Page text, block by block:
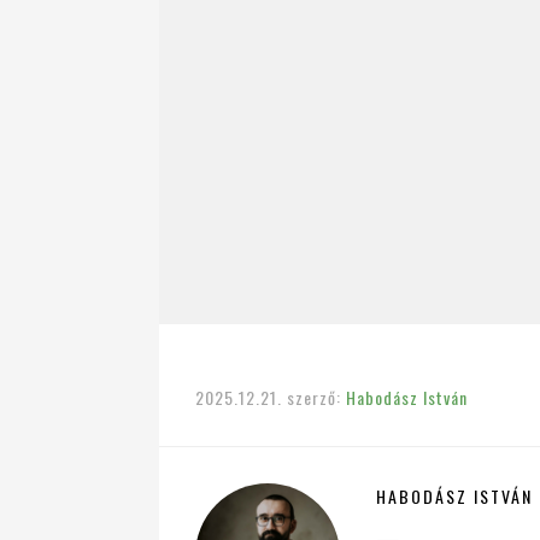
2025.12.21. szerző: Habodász István
HABODÁSZ ISTVÁN